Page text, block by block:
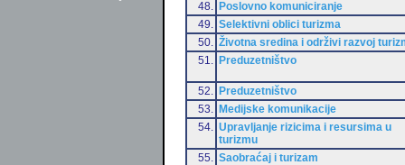
48.
Poslovno komuniciranje
49.
Selektivni oblici turizma
50.
Životna sredina i održivi razvoj
51.
Preduzetništvo
52.
Preduzetništvo
53.
Medijske komunikacije
54.
Upravljanje rizicima i resursima u
turizmu
55.
Saobraćaj i turizam